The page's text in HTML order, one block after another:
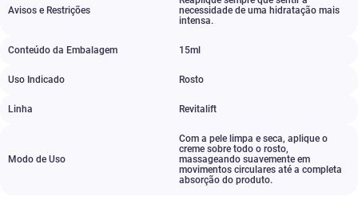
Avisos e Restrições
necessidade de uma hidratação mais
intensa.
Conteúdo da Embalagem 15ml
Uso Indicado Rosto
Linha Revitalift
Modo de Uso
Com a pele limpa e seca, aplique o
creme sobre todo o rosto,
massageando suavemente em
movimentos circulares até a completa
absorção do produto.